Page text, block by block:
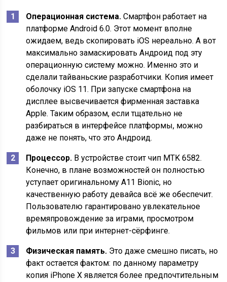
Операционная система. Смартфон работает на
платформе Android 6.0. Этот момент вполне
ожидаем, ведь скопировать iOS нереально. А вот
максимально замаскировать Андроид под эту
операционную систему можно. Именно это и
сделали тайваньские разработчики. Копия имеет
оболочку iOS 11. При запуске смартфона на
дисплее высвечивается фирменная заставка
Apple. Таким образом, если тщательно не
разбираться в интерфейсе платформы, можно
даже не понять, что это Андроид.
Процессор. В устройстве стоит чип MTK 6582.
Конечно, в плане возможностей он полностью
уступает оригинальному A11 Bionic, но
качественную работу девайса всё же обеспечит.
Пользователю гарантировано увлекательное
времяпровождение за играми, просмотром
фильмов или при интернет-сёрфинге.
Физическая память. Это даже смешно писать, но
факт остается фактом: по данному параметру
копия iPhone X является более предпочтительным